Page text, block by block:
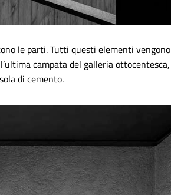
le parti. Tutti questi elementi
campata del galleria
di cemento.